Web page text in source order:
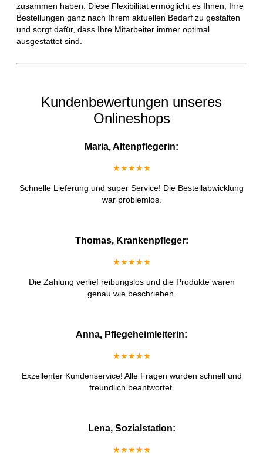
zusammen haben. Diese Flexibilität ermöglicht es Ihnen, Ihre
Bestellungen ganz nach Ihrem aktuellen Bedarf zu gestalten
und sorgt dafür, dass Ihre Mitarbeiter immer optimal
ausgestattet sind.
Kundenbewertungen unseres
Onlineshops
Maria, Altenpflegerin:
★★★★★
Schnelle Lieferung und super Service! Die Bestellabwicklung
war problemlos.
Thomas, Krankenpfleger:
★★★★★
Die Zahlung verlief reibungslos und die Produkte waren
genau wie beschrieben.
Anna, Pflegeheimleiterin:
★★★★★
Exzellenter Kundenservice! Alle Fragen wurden schnell und
freundlich beantwortet.
Lena, Sozialstation:
★★★★★